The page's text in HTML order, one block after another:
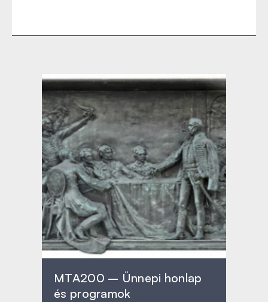
MTA200 – Ünnepi honlap
és programok